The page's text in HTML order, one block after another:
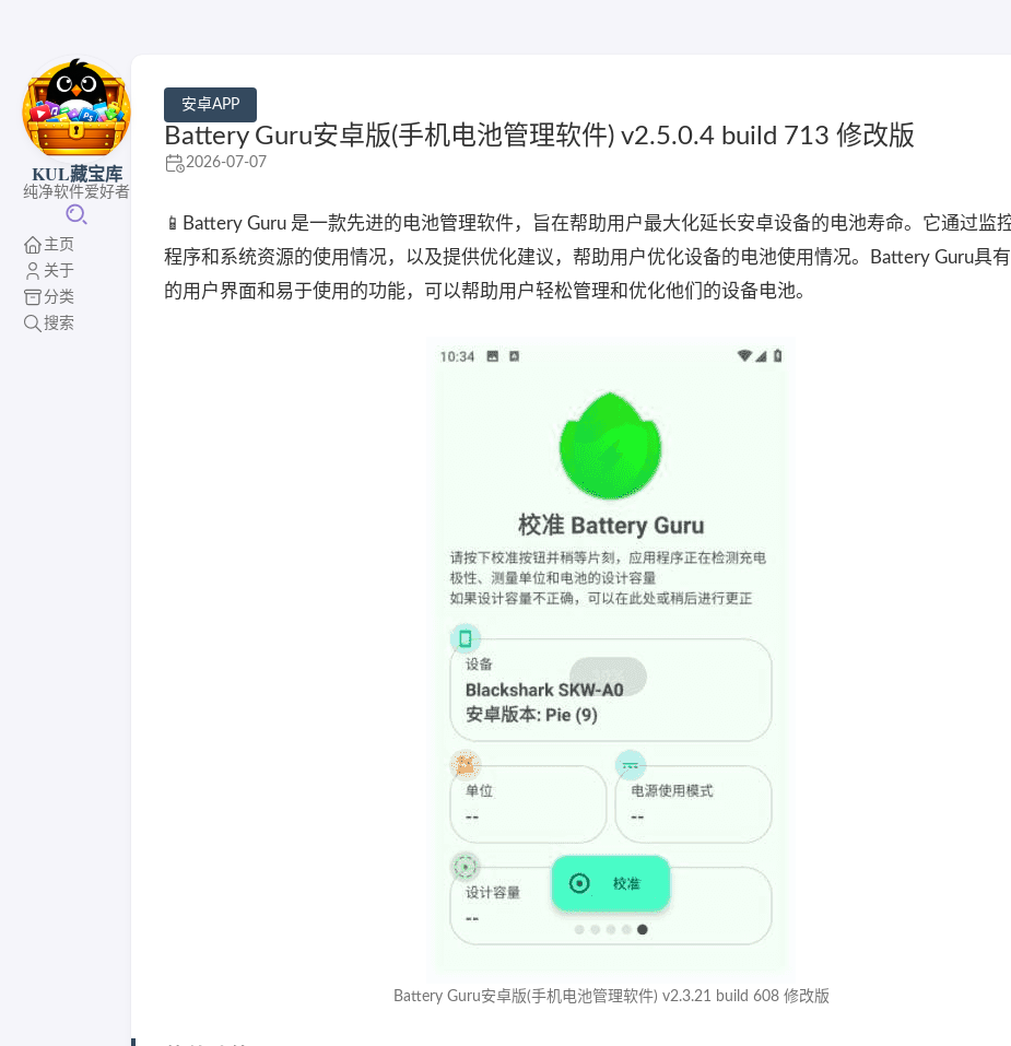
KUL藏宝库
纯净软件爱好者
主页
关于
分类
搜索
安卓APP
Battery Guru安卓版(手机电池管理软件) v2.5.0.4 build 713 修改版
2026-07-07
📱Battery Guru 是一款先进的电池管理软件，旨在帮助用户最大化延长安卓设备的电池寿命。它通过监
程序和系统资源的使用情况，以及提供优化建议，帮助用户优化设备的电池使用情况。Battery Guru具
的用户界面和易于使用的功能，可以帮助用户轻松管理和优化他们的设备电池。
Battery Guru安卓版(手机电池管理软件) v2.3.21 build 608 修改版